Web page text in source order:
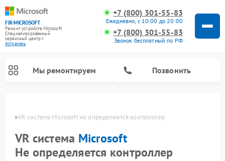
FIX-MICROSOFT
Ремонт устройств Microsoft
Специализированный
cервисный центр г.
Астрахань
+7 (800) 301-55-83
Ежедневно, с 10:00 до 20:00
+7 (800) 301-55-83
Звонок бесплатный по РФ
Мы ремонтируем Позвонить
VR система Microsoft не определяется контроллер
VR система Microsoft
Не определяется контроллер